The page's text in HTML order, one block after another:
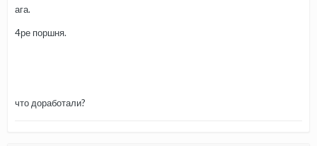
ага.
4ре поршня.
что доработали?